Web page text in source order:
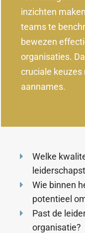
inzichten
teams te
bewezen
organisaties.
cruciale
aannames.
Welke
Wie binnen
potentieel
Past de
organisatie?